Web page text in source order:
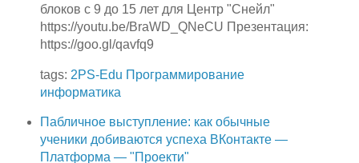
блоков с 9 до 15 лет для Центр "Снейл"
https://youtu.be/BraWD_QNeCU Презентация:
https://goo.gl/qavfq9
tags: 2PS-Edu Программирование
информатика
Пабличное выступление: как обычные
ученики добиваются успеха ВКонтакте —
Платформа — "Проекти"